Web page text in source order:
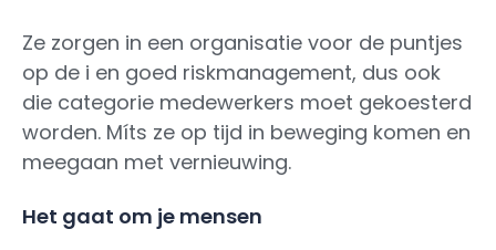
Ze zorgen in een organisatie voor de puntjes
op de i en goed riskmanagement, dus ook
die categorie medewerkers moet gekoesterd
worden. Míts ze op tijd in beweging komen en
meegaan met vernieuwing.
Het gaat om je mensen